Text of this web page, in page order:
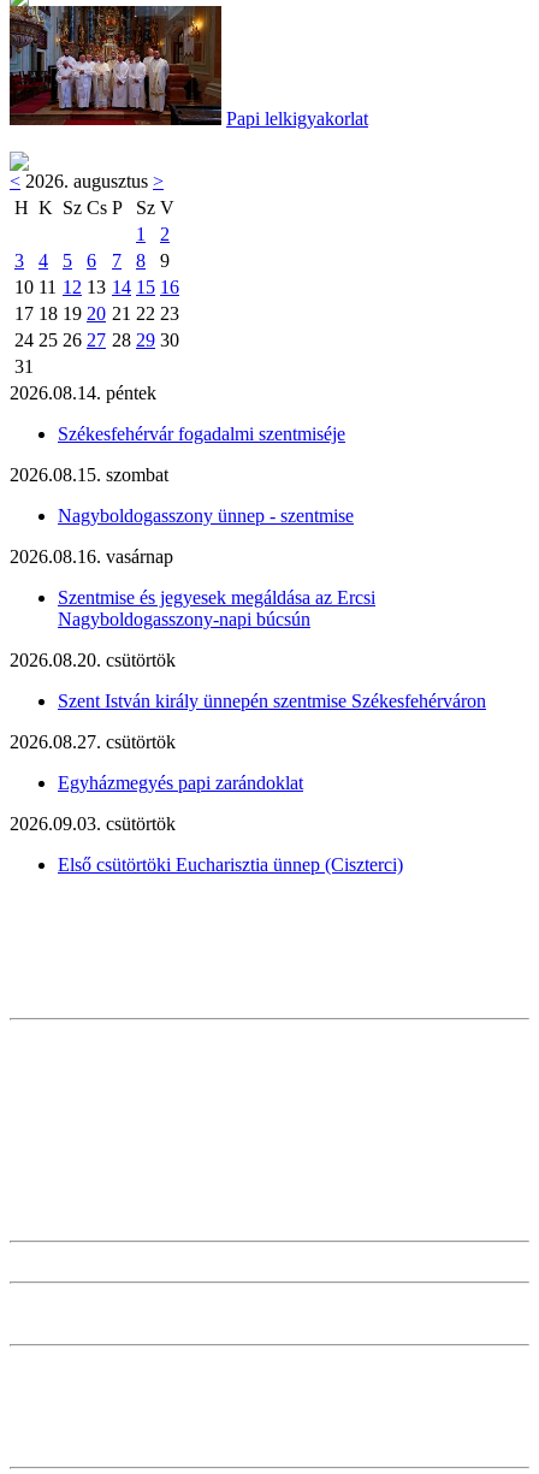
Papi lelkigyakorlat
< 2026. augusztus >
H K Sz Cs P Sz V
1
2
3
4 5 6 7 8
9
10 11 12 13 14 15 16
17 18 19 20 21 22 23
24 25 26 27 28 29 30
31
2026.08.14. péntek
Székesfehérvár fogadalmi szentmiséje
2026.08.15. szombat
Nagyboldogasszony ünnep - szentmise
2026.08.16. vasárnap
Szentmise és jegyesek megáldása az Ercsi
Nagyboldogasszony-napi búcsún
2026.08.20. csütörtök
Szent István király ünnepén szentmise Székesfehérváron
2026.08.27. csütörtök
Egyházmegyés papi zarándoklat
2026.09.03. csütörtök
Első csütörtöki Eucharisztia ünnep (Ciszterci)